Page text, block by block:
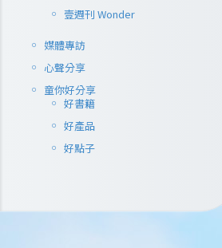
壹週刊 Wonder
媒體專訪
心聲分享
童你好分享
好書籍
好產品
好點子